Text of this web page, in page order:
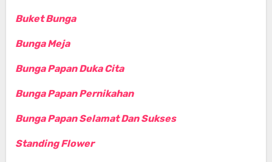
Buket Bunga
Bunga Meja
Bunga Papan Duka Cita
Bunga Papan Pernikahan
Bunga Papan Selamat Dan Sukses
Standing Flower